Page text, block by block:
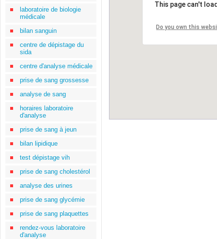
laboratoire de biologie
médicale
bilan sanguin
centre de dépistage du
sida
centre d'analyse médicale
prise de sang grossesse
analyse de sang
horaires laboratoire
d'analyse
prise de sang à jeun
bilan lipidique
test dépistage vih
prise de sang cholestérol
analyse des urines
prise de sang glycémie
prise de sang plaquettes
rendez-vous laboratoire
d'analyse
This page can't
Do you own this